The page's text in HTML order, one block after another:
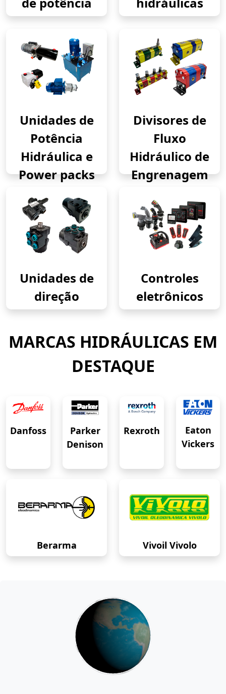
Unidades de
Potência
Hidráulica e
Power packs
Divisores de
Fluxo
Hidráulico de
Engrenagem
Unidades de
direção
Controles
eletrônicos
MARCAS HIDRÁULICAS EM
DESTAQUE
Danfoss
Parker
Denison
Rexroth
Eaton
Vickers
Berarma Vivoil Vivolo